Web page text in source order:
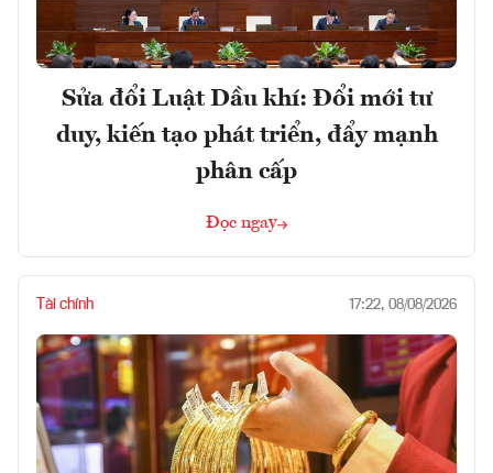
Sửa đổi Luật Dầu khí: Đổi mới tư
duy, kiến tạo phát triển, đẩy mạnh
phân cấp
Đọc ngay
Tài chính 17:22, 08/08/2026